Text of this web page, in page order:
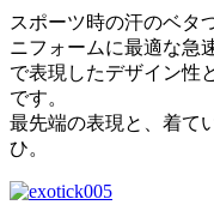
スポーツ時の汗のベタ
ニフォームに最適な急
で表現したデザイン性
です。
最先端の表現と、着て
ひ。